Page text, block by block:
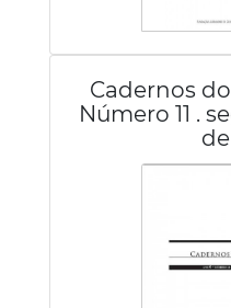
Cadernos
Número 11 .